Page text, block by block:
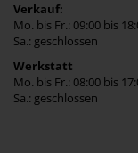
Verkauf:
Mo. bis Fr.: 09:00 bis
Sa.: geschlossen
Werkstatt
Mo. bis Fr.: 08:00 bis
Sa.: geschlossen